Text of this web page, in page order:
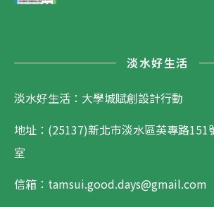
淡水好生活
淡水好生活：大學城賦創設計行動
地址：(25137)新北市淡水區英專路151
室
信箱：tamsui.good.days@gmail.com